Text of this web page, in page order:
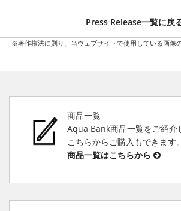
Press Release一覧に戻
※著作権法に則り、当ウェブサイトで使用している画像
商品一覧
Aqua Bank商品一覧をご紹介
こちらからご購入もできます。
商品一覧はこちらから